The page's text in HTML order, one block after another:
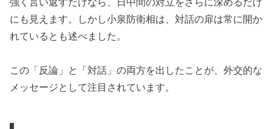
にも見えます。しかし小泉防衛相は、対話の扉は常に開か
れているとも述べました。
この「反論」と「対話」の両方を出したことが、外交的な
メッセージとして注目されています。